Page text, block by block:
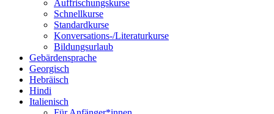
Auffrischungskurse
Schnellkurse
Standardkurse
Konversations-/Literaturkurse
Bildungsurlaub
Gebärdensprache
Georgisch
Hebräisch
Hindi
Italienisch